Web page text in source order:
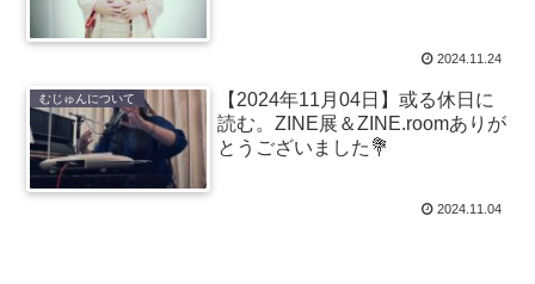
2024.11.24
むじゅんについて
【2024年11月04日】或る休日に
読む。ZINE展＆ZINE.roomありが
とうございました💐
2024.11.04